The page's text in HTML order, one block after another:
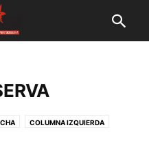
COLUMNA IZQUIERDA